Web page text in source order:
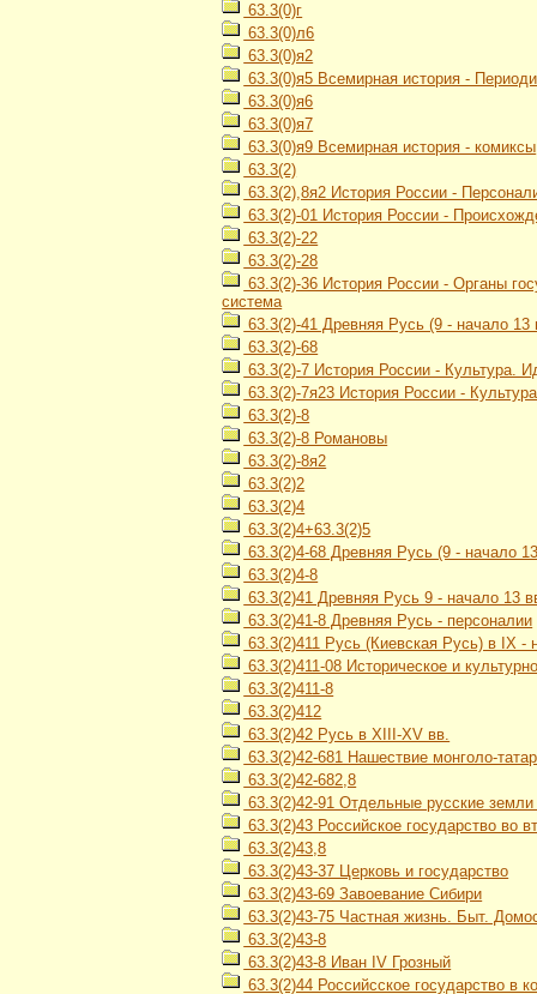
63.3(0)г
63.3(0)л6
63.3(0)я2
63.3(0)я5 Всемирная история -
63.3(0)я6
63.3(0)я7
63.3(0)я9 Всемирная история - комиксы
63.3(2)
63.3(2),8я2 История России -
63.3(2)-01 История России -
63.3(2)-22
63.3(2)-28
63.3(2)-36 История России - Органы
система
63.3(2)-41 Древняя Русь (9 - начало 13
63.3(2)-68
63.3(2)-7 История России - Культура.
63.3(2)-7я23 История России -
63.3(2)-8
63.3(2)-8 Романовы
63.3(2)-8я2
63.3(2)2
63.3(2)4
63.3(2)4+63.3(2)5
63.3(2)4-68 Древняя Русь (9 - начало
63.3(2)4-8
63.3(2)41 Древняя Русь 9 - начало 13
63.3(2)41-8 Древняя Русь - персоналии
63.3(2)411 Русь (Киевская Русь) в IX -
63.3(2)411-08 Историческое и
63.3(2)411-8
63.3(2)412
63.3(2)42 Русь в XIII-XV вв.
63.3(2)42-681 Нашествие монголо-татар
63.3(2)42-682,8
63.3(2)42-91 Отдельные русские
63.3(2)43 Российское государство во
63.3(2)43,8
63.3(2)43-37 Церковь и государство
63.3(2)43-69 Завоевание Сибири
63.3(2)43-75 Частная жизнь. Быт.
63.3(2)43-8
63.3(2)43-8 Иван IV Грозный
63.3(2)44 Российсское государство в